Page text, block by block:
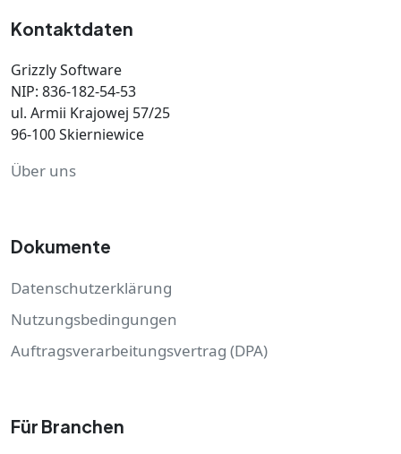
Kontaktdaten
Grizzly Software
NIP: 836-182-54-53
ul. Armii Krajowej 57/25
96-100 Skierniewice
Über uns
Dokumente
Datenschutzerklärung
Nutzungsbedingungen
Auftragsverarbeitungsvertrag (DPA)
Für Branchen